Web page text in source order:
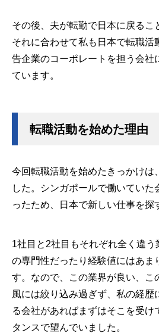
その後、夫が転勤で日本に戻るこ
それに合わせて私も日本で転職活
告企業のコーポレートを担う会社
ています。
転職活動を始めた理由
今回転職活動を始めたきっかけは
した。シンガポールで働いていた
ったため、日本で新しい仕事を探
1社目と2社目もそれぞれ全く違
の専門性だったり経験値にはあま
す。なので、この業界が良い、こ
風には絞り込み過ぎず、私の経歴
る会社があればまずはそこを受け
タンスで望んでいました。